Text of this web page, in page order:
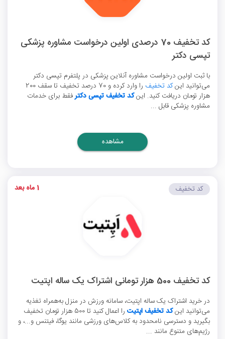
کد تخفیف 70 درصدی اولین درخواست مشاوره پزشکی
تپسی دکتر
با ثبت اولین درخواست مشاوره آنلاین پزشکی در پلتفرم تپسی دکتر
می‌توانید اینکد تخفیف
را وارد کرده و 70 درصد تخفیف تا سقف 200
هزار تومان دریافت کنید. اینکد تخفیف تپسی دکترفقط برای خدمات
مشاوره پزشکی قابل ...
مشاهده
کد تخفیف 500 هزار تومانی اشتراک یک ساله اپتیت
در خرید اشتراک یک ساله اپتیت، سامانه ورزش در منزل به‌همراه تغذیه
می‌توانید اینکد تخفیف اپتیت
را اعمال کنید تا 500 هزار تومان تخفیف
بگیرید و دسترسی نامحدود به کلاس‌های ورزشی مانند یوگا، فیتنس و...، و
رژیم‌های متنوع مانند ...
کد تخفیف 1 ماه بعد